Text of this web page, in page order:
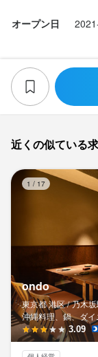
オープン日
近くの似ている
1 / 17
ondo
東京都 港区 / 乃木坂
沖縄料理、鍋、ダ
3.09